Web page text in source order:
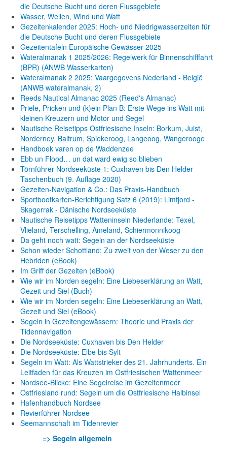
die Deutsche Bucht und deren Flussgebiete
Wasser, Wellen, Wind und Watt
Gezeitenkalender 2025: Hoch- und Niedrigwasserzeiten für
die Deutsche Bucht und deren Flussgebiete
Gezeitentafeln Europäische Gewässer 2025
Wateralmanak 1 2025/2026: Regelwerk für Binnenschifffahrt
(BPR) (ANWB Wasserkarten)
Wateralmanak 2 2025: Vaargegevens Nederland - België
(ANWB wateralmanak, 2)
Reeds Nautical Almanac 2025 (Reed's Almanac)
Priele, Pricken und (k)ein Plan B: Erste Wege ins Watt mit
kleinen Kreuzern und Motor und Segel
Nautische Reisetipps Ostfriesische Inseln: Borkum, Juist,
Norderney, Baltrum, Spiekeroog, Langeoog, Wangerooge
Handboek varen op de Waddenzee
Ebb un Flood… un dat ward ewig so blieben
Törnführer Nordseeküste 1: Cuxhaven bis Den Helder
Taschenbuch (9. Auflage 2020)
Gezeiten-Navigation & Co.: Das Praxis-Handbuch
Sportbootkarten-Berichtigung Satz 6 (2019): Limfjord -
Skagerrak - Dänische Nordseeküste
Nautische Reisetipps Watteninseln Niederlande: Texel,
Vlieland, Terschelling, Ameland, Schiermonnikoog
Da geht noch watt: Segeln an der Nordseeküste
Schon wieder Schottland: Zu zweit von der Weser zu den
Hebriden (eBook)
Im Griff der Gezeiten (eBook)
Wie wir im Norden segeln: Eine Liebeserklärung an Watt,
Gezeit und Siel (Buch)
Wie wir im Norden segeln: Eine Liebeserklärung an Watt,
Gezeit und Siel (eBook)
Segeln in Gezeitengewässern: Theorie und Praxis der
Tidennavigation
Die Nordseeküste: Cuxhaven bis Den Helder
Die Nordseeküste: Elbe bis Sylt
Segeln im Watt: Als Wattstrieker des 21. Jahrhunderts. Ein
Leitfaden für das Kreuzen im Ostfriesischen Wattenmeer
Nordsee-Blicke: Eine Segelreise im Gezeitenmeer
Ostfriesland rund: Segeln um die Ostfriesische Halbinsel
Hafenhandbuch Nordsee
Revierführer Nordsee
Seemannschaft im Tidenrevier
=> Segeln allgemein